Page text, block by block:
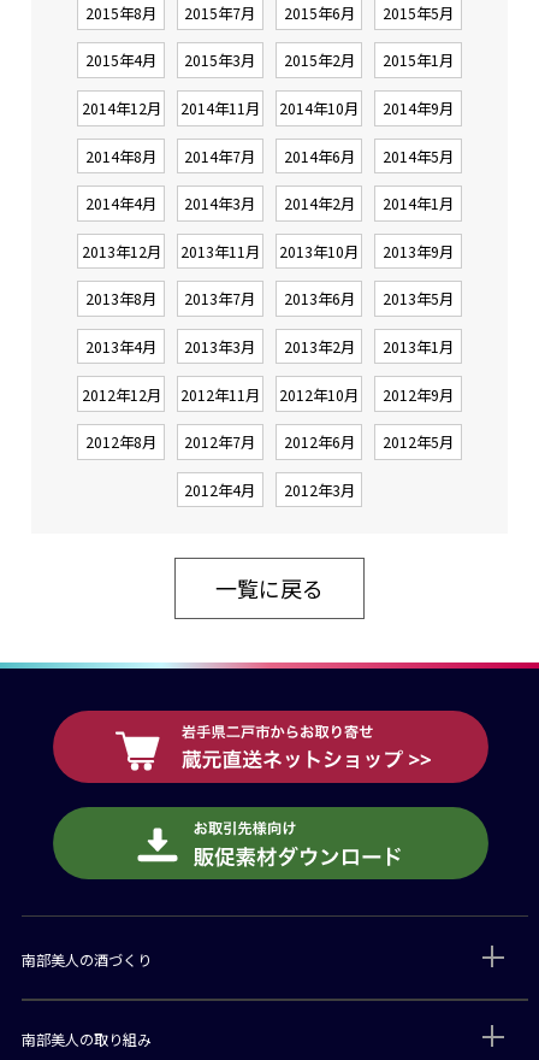
2015年8月 2015年7月 2015年6月 2015年5月
2015年4月 2015年3月 2015年2月 2015年1月
2014年12月 2014年11月 2014年10月 2014年9月
2014年8月 2014年7月 2014年6月 2014年5月
2014年4月 2014年3月 2014年2月 2014年1月
2013年12月 2013年11月 2013年10月 2013年9月
2013年8月 2013年7月 2013年6月 2013年5月
2013年4月 2013年3月 2013年2月 2013年1月
2012年12月 2012年11月 2012年10月 2012年9月
2012年8月 2012年7月 2012年6月 2012年5月
2012年4月 2012年3月
一覧に戻る
南部美人の酒づくり
南部美人の取り組み